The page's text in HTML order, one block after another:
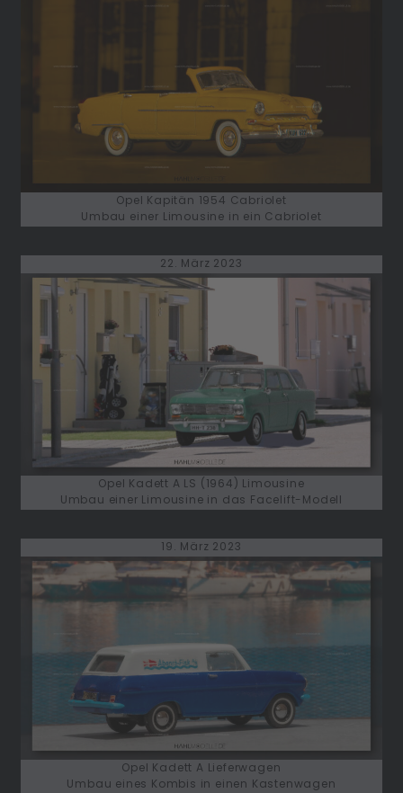
Opel Kapitän 1954 Cabriolet
Umbau einer Limousine in ein Cabriolet
22. März 2023
Opel Kadett A LS (1964) Limousine
Umbau einer Limousine in das Facelift-Modell
19. März 2023
Opel Kadett A Lieferwagen
Umbau eines Kombis in einen Kastenwagen